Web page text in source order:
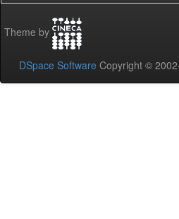
Theme by
DSpace Software Copyright ©